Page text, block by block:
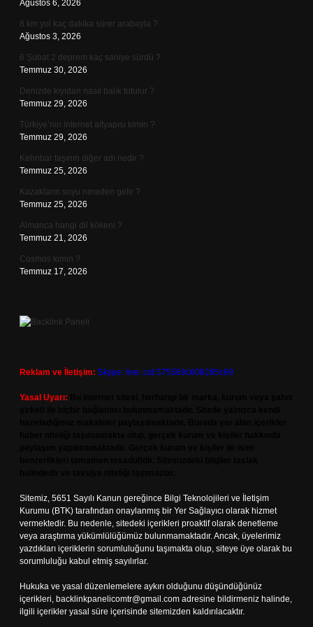
Ağustos 6, 2026
8 km yol kaç dakika sürer arabayla ?
Ağustos 3, 2026
6 Şubat 2 deprem kaç saniye sürdü ?
Temmuz 30, 2026
Denizde kıyıdan nasıl balık tutulur ?
Temmuz 29, 2026
Türkiye’nin internet altyapısı kimin ?
Temmuz 29, 2026
Kehribar taşının diğer adı nedir ?
Temmuz 25, 2026
Kazakların soyu nereden gelir ?
Temmuz 25, 2026
Almanca hangi dil kökeni ?
Temmuz 21, 2026
Cosmos kimin ?
Temmuz 17, 2026
Reklam ve İletişim: Skype: live:.cid.575569c608265c69
Yasal Uyarı:
Sitemiz, 5651 Sayılı Kanun gereğince Bilgi Teknolojileri ve İletişim
Kurumu (BTK) tarafından onaylanmış bir Yer Sağlayıcı olarak hizmet
vermektedir. Bu nedenle, sitedeki içerikleri proaktif olarak denetleme
veya araştırma yükümlülüğümüz bulunmamaktadır. Ancak, üyelerimiz
yazdıkları içeriklerin sorumluluğunu taşımakta olup, siteye üye olarak bu
sorumluluğu kabul etmiş sayılırlar.
Hukuka ve yasal düzenlemelere aykırı olduğunu düşündüğünüz
içerikleri, backlinkpanelicomtr@gmail.com adresine bildirmeniz halinde,
ilgili içerikler yasal süre içerisinde sitemizden kaldırılacaktır.